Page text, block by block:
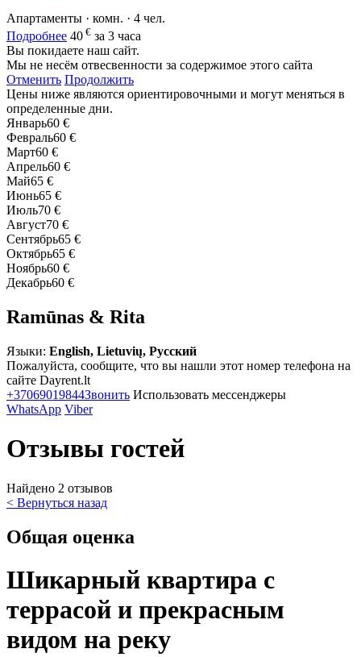
Апартаменты · комн. · 4 чел.
Подробнее 40 € за 3 часа
Вы покидаете наш сайт.
Мы не несём отвесвенности за содержимое этого сайта
Отменить Продолжить
Цены ниже являются ориентировочными и могут меняться в
определенные дни.
Январь60 €
Февраль60 €
Март60 €
Апрель60 €
Май65 €
Июнь65 €
Июль70 €
Август70 €
Сентябрь65 €
Октябрь65 €
Ноябрь60 €
Декабрь60 €
Ramūnas & Rita
Языки: English, Lietuvių, Русский
Пожалуйста, сообщите, что вы нашли этот номер телефона на
сайте Dayrent.lt
+37069019844Звонить Использовать мессенджеры
WhatsApp Viber
Отзывы гостей
Найдено 2 отзывов
< Вернуться назад
Общая оценка
Шикарный квартира с
террасой и прекрасным
видом на реку